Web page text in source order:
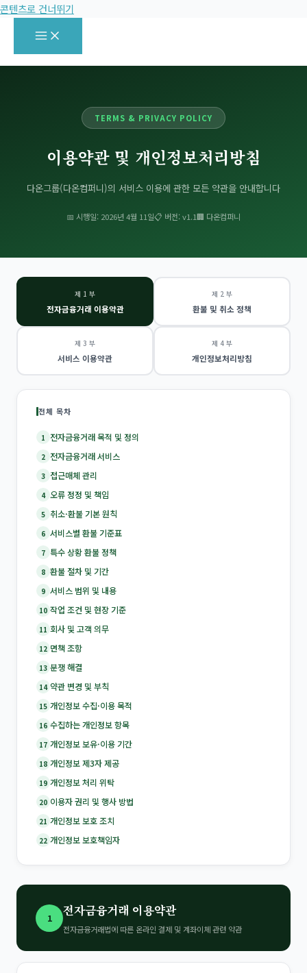
콘텐츠로 건너뛰기
TERMS & PRIVACY POLICY
이용약관 및 개인정보처리방침
다온그룹(다온컴퍼니)의 서비스 이용에 관한 모든 약관을 안내합니다
📅 시행일: 2026년 4월 11일📋 버전: v1.1🏢 다온컴퍼니
제 1 부
전자금융거래 이용약관
제 2 부
환불 및 취소 정책
제 3 부
서비스 이용약관
제 4 부
개인정보처리방침
전체 목차
1 전자금융거래 목적 및 정의
2 전자금융거래 서비스
3 접근매체 관리
4 오류 정정 및 책임
5 취소·환불 기본 원칙
6 서비스별 환불 기준표
7 특수 상황 환불 정책
8 환불 절차 및 기간
9 서비스 범위 및 내용
10 작업 조건 및 현장 기준
11 회사 및 고객 의무
12 면책 조항
13 분쟁 해결
14 약관 변경 및 부칙
15 개인정보 수집·이용 목적
16 수집하는 개인정보 항목
17 개인정보 보유·이용 기간
18 개인정보 제3자 제공
19 개인정보 처리 위탁
20 이용자 권리 및 행사 방법
21 개인정보 보호 조치
22 개인정보 보호책임자
1 전자금융거래 이용약관
전자금융거래법에 따른 온라인 결제 및 계좌이체 관련 약관